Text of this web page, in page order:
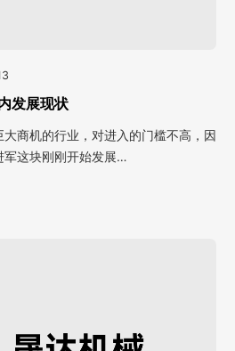
发展现状
商机的行业，对进入的门槛不高，因
军这块刚刚开始发展…